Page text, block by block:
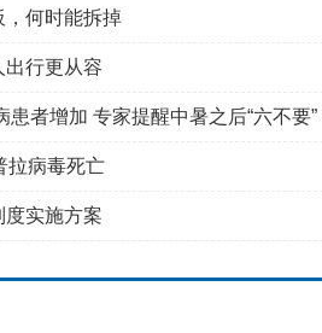
，何时能拆掉
行更从容
者增加 专家提醒中暑之后“六不要”
拉病毒死亡
度实施方案